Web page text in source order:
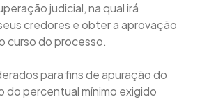
judicial, na qual irá
credores e obter a aprovação
curso do processo.
para fins de apuração do
do percentual mínimo exigido